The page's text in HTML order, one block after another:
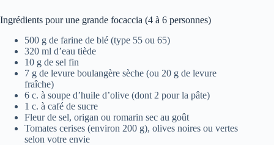
Ingrédients pour une grande focaccia (4 à 6 personnes)
500 g de farine de blé (type 55 ou 65)
320 ml d’eau tiède
10 g de sel fin
7 g de levure boulangère sèche (ou 20 g de levure
fraîche)
6 c. à soupe d’huile d’olive (dont 2 pour la pâte)
1 c. à café de sucre
Fleur de sel, origan ou romarin sec au goût
Tomates cerises (environ 200 g), olives noires ou vertes
selon votre envie